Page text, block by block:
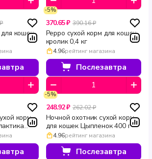
кошек
-5%
370.65 ₽ 390.16 ₽
Peppo сухой корм для кошек
кролик 0,4 кг
4.96рейтинг магазина
Послезавтра
корм
400 г
-5%
248.92 ₽ 262.02 ₽
Ночной охотник сухой корм
для кошек Цыпленок 400 г
4.96рейтинг магазина
Послезавтра